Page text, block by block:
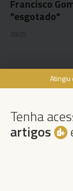
Atingiu
Tenha
artigos
Francisco
"esgotado"
09:05
Podcasts